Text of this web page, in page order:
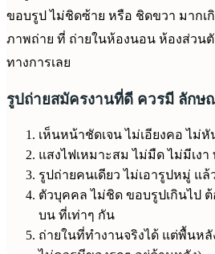
ขอบรูป ไม่ชิดซ้าย หรือ ชิดขวา มากเ
ภาพถ่าย ที่ ถ่ายในห้องนอน ห้องส่วน
ทางการเลย
รูปถ่ายสมัครงานที่ดี ควรมี ลักษ
เห็นหน้าชัดเจน ไม่เอียงคอ ไม่
แสงไฟเหมาะสม ไม่มืด ไม่มีเง
รูปถ่ายคนเดียว ไม่เอารูปหมู่ แล้
ตัวบุคคล ไม่ชิด ขอบรูปเกินไป
บน ที่เท่าๆ กัน
ถ่ายในที่ทำงานจริงได้ แต่พื้นหลั